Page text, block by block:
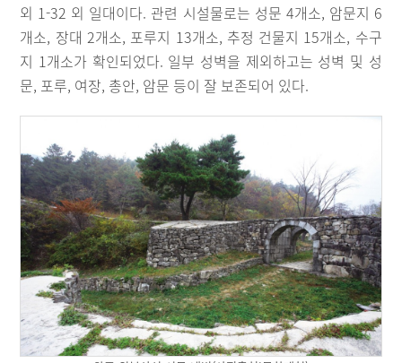
외 1-32 외 일대이다. 관련 시설물로는 성문 4개소, 암문지 6
개소, 장대 2개소, 포루지 13개소, 추정 건물지 15개소, 수구
지 1개소가 확인되었다. 일부 성벽을 제외하고는 성벽 및 성
문, 포루, 여장, 총안, 암문 등이 잘 보존되어 있다.